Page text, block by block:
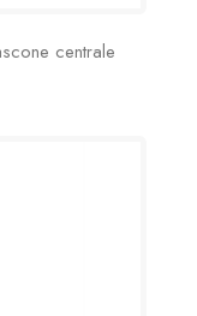
centrale